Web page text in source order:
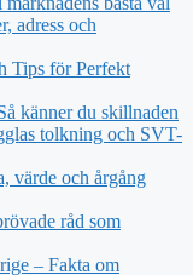
adress och
Tips för Perfekt
känner du skillnaden
tolkning och SVT-
värde och årgång
råd som
– Fakta om